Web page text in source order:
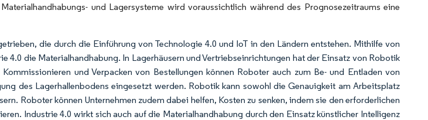
und Lagersysteme wird voraussichtlich während des Prognosezeitraums eine
die durch die Einführung von Technologie 4.0 und IoT in den Ländern entstehen. Mithilfe von
4.0 die Materialhandhabung. In Lagerhäusern und Vertriebseinrichtungen hat der Einsatz von Robotik
und Verpacken von Bestellungen können Roboter auch zum Be- und Entladen von
des Lagerhallenbodens eingesetzt werden. Robotik kann sowohl die Genauigkeit am Arbeitsplatz
Roboter können Unternehmen zudem dabei helfen, Kosten zu senken, indem sie den erforderlichen
Industrie 4.0 wirkt sich auch auf die Materialhandhabung durch den Einsatz künstlicher Intelligenz